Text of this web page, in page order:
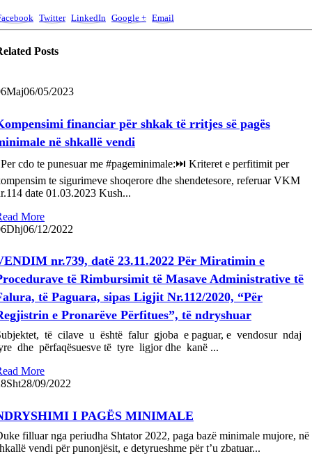
Twitter LinkedIn Google + Email
Posts
Maj06/05/2023
financiar për shkak të rritjes së pagës
në shkallë vendi
cdo te punesuar me #pageminimale:⏭ Kriteret e perfitimit per
te sigurimeve shoqerore dhe shendetesore, referuar VKM
date 01.03.2023 Kush...
More
Dhj06/12/2022
nr.739, datë 23.11.2022 Për Miratimin e
të Rimbursimit të Masave Administrative të
të Paguara, sipas Ligjit Nr.112/2020, “Për
e Pronarëve Përfitues”, të ndryshuar
të cilave u është falur gjoba e paguar, e vendosur ndaj
dhe përfaqësuesve të tyre ligjor dhe kanë ...
More
Sht28/09/2022
I PAGËS MINIMALE
filluar nga periudha Shtator 2022, paga bazë minimale mujore, në
vendi për punonjësit, e detyrueshme për t’u zbatuar...